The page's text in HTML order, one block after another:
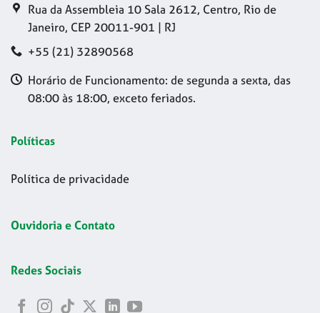
Rua da Assembleia 10 Sala 2612, Centro, Rio de
Janeiro, CEP 20011-901 | RJ
+55 (21) 32890568
Horário de Funcionamento: de segunda a sexta, das
08:00 às 18:00, exceto feriados.
Políticas
Política de privacidade
Ouvidoria e Contato
Redes Sociais